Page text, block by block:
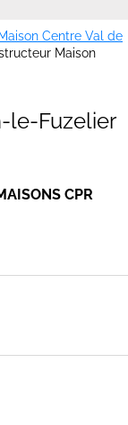
Centre Val de
Maison
le-Fuzelier
CPR